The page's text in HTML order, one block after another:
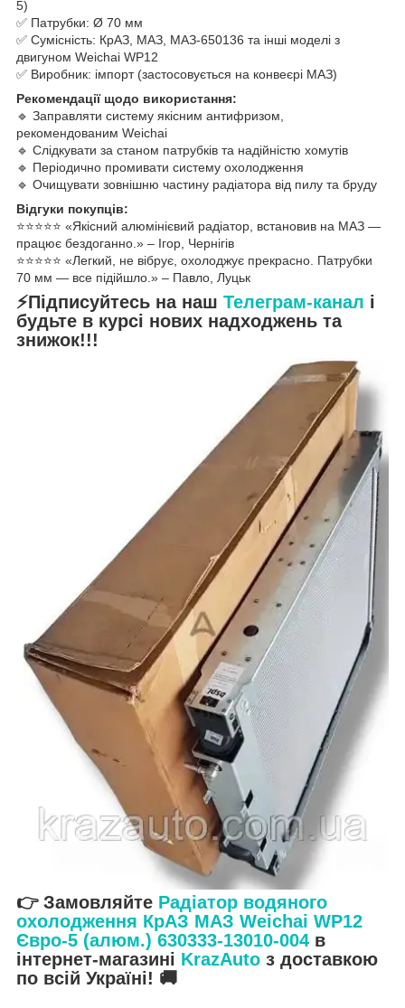
5)
✅ Патрубки: Ø 70 мм
✅ Сумісність: КрАЗ, МАЗ, МАЗ-650136 та інші моделі з
двигуном Weichai WP12
✅ Виробник: імпорт (застосовується на конвеєрі МАЗ)
Рекомендації щодо використання:
🔹 Заправляти систему якісним антифризом,
рекомендованим Weichai
🔹 Слідкувати за станом патрубків та надійністю хомутів
🔹 Періодично промивати систему охолодження
🔹 Очищувати зовнішню частину радіатора від пилу та бруду
Відгуки покупців:
⭐️⭐️⭐️⭐️⭐️ «Якісний алюмінієвий радіатор, встановив на МАЗ —
працює бездоганно.» – Ігор, Чернігів
⭐️⭐️⭐️⭐️⭐️ «Легкий, не вібрує, охолоджує прекрасно. Патрубки
70 мм — все підійшло.» – Павло, Луцьк
⚡Підписуйтесь на наш Телеграм-канал і
будьте в курсі нових надходжень та
знижок!!!
👉 Замовляйте Радіатор водяного
охолодження КрАЗ МАЗ Weichai WP12
Євро-5 (алюм.) 630333-13010-004 в
інтернет-магазині KrazAuto з доставкою
по всій Україні! 🚚